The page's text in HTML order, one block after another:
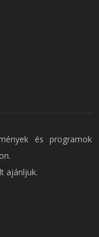
és programok
ajánljuk.